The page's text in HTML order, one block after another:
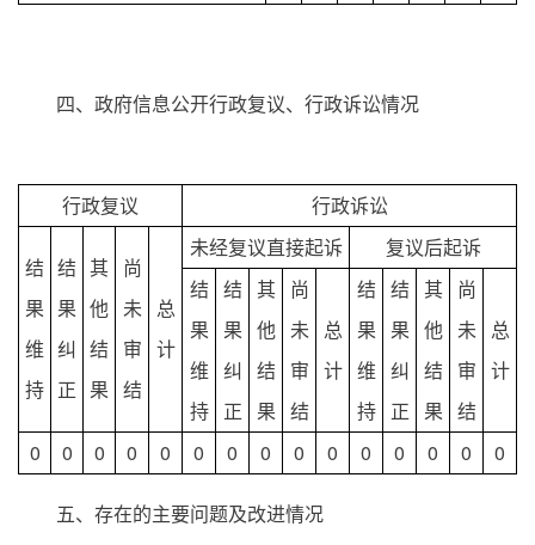
四、政府信息公开行政复议、行政诉讼情况
行政复议 行政诉讼
结
果
维
持
结
果
纠
正
其
他
结
果
尚
未
审
结
总
计
未经复议直接起诉
复议后起诉
结
果
维
持
结
果
纠
正
其
他
结
果
尚
未
审
结
总
计
结
果
维
持
结
果
纠
正
其
他
结
果
尚
未
审
结
总
计
0 0 0 0 0 0 0 0 0 0 0 0 0 0 0
五、存在的主要问题及改进情况